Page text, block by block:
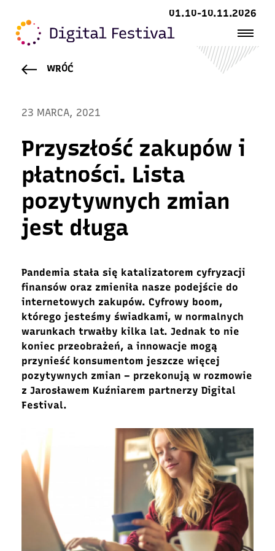
01.10-10.11.2026
WRÓĆ
23 MARCA, 2021
Przyszłość zakupów i
płatności. Lista
pozytywnych zmian
jest długa
Pandemia stała się katalizatorem cyfryzacji
finansów oraz zmieniła nasze podejście do
internetowych zakupów. Cyfrowy boom,
którego jesteśmy świadkami, w normalnych
warunkach trwałby kilka lat. Jednak to nie
koniec przeobrażeń, a innowacje mogą
przynieść konsumentom jeszcze więcej
pozytywnych zmian – przekonują w rozmowie
z Jarosławem Kuźniarem partnerzy Digital
Festival.